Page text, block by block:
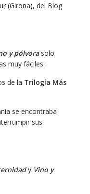
(Girona), del Blog
y pólvorasolo
muy fáciles:
de la Trilogía Más
se encontraba
sus
y Vino y